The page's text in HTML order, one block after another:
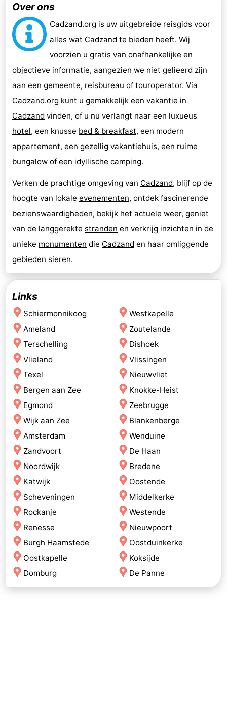
Over ons
Cadzand.org is uw uitgebreide reisgids voor
alles wat Cadzand te bieden heeft. Wij
voorzien u gratis van onafhankelijke en
objectieve informatie, aangezien we niet gelieerd zijn
aan een gemeente, reisbureau of touroperator. Via
Cadzand.org kunt u gemakkelijk een vakantie in
Cadzand vinden, of u nu verlangt naar een luxueus
hotel, een knusse bed & breakfast, een modern
appartement, een gezellig vakantiehuis, een ruime
bungalow of een idyllische camping.
Verken de prachtige omgeving van Cadzand, blijf op de
hoogte van lokale evenementen, ontdek fascinerende
bezienswaardigheden, bekijk het actuele weer, geniet
van de langgerekte stranden en verkrijg inzichten in de
unieke monumenten die Cadzand en haar omliggende
gebieden sieren.
Links
Schiermonnikoog
Ameland
Terschelling
Vlieland
Texel
Bergen aan Zee
Egmond
Wijk aan Zee
Amsterdam
Zandvoort
Noordwijk
Katwijk
Scheveningen
Rockanje
Renesse
Burgh Haamstede
Oostkapelle
Domburg
Westkapelle
Zoutelande
Dishoek
Vlissingen
Nieuwvliet
Knokke-Heist
Zeebrugge
Blankenberge
Wenduine
De Haan
Bredene
Oostende
Middelkerke
Westende
Nieuwpoort
Oostduinkerke
Koksijde
De Panne